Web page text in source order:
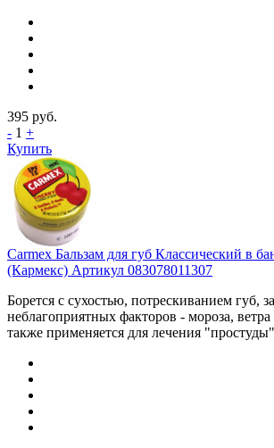
395 руб.
- 1 +
Купить
Carmex Бальзам для губ Классический в
(Кармекс) Артикул 083078011307
Борется с сухостью, потрескиванием губ,
неблагоприятных факторов - мороза,
также применяется для лечения